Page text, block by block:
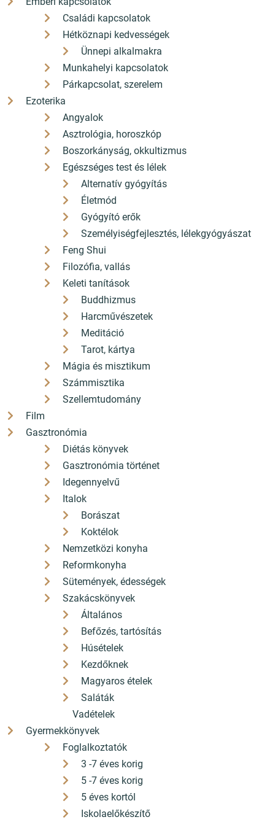
Családi kapcsolatok
Hétköznapi kedvességek
Ünnepi alkalmakra
Munkahelyi kapcsolatok
Párkapcsolat, szerelem
Ezoterika
Angyalok
Asztrológia, horoszkóp
Boszorkányság, okkultizmus
Egészséges test és lélek
Alternatív gyógyítás
Életmód
Gyógyító erők
Személyiségfejlesztés, lélekgyógyászat
Feng Shui
Filozófia, vallás
Keleti tanítások
Buddhizmus
Harcművészetek
Meditáció
Tarot, kártya
Mágia és misztikum
Számmisztika
Szellemtudomány
Film
Gasztronómia
Diétás könyvek
Gasztronómia történet
Idegennyelvű
Italok
Borászat
Koktélok
Nemzetközi konyha
Reformkonyha
Sütemények, édességek
Szakácskönyvek
Általános
Befőzés, tartósítás
Húsételek
Kezdőknek
Magyaros ételek
Saláták
Vadételek
Gyermekkönyvek
Foglalkoztatók
3 -7 éves korig
5 -7 éves korig
5 éves kortól
Iskolaelőkészítő
Kiadás éve
2022
Szerző
Maria Brzozowska
Kiadó
Terjedelem
Súly
590
Szélesség
250 mm
Magasság
298 mm
Vastagság
10 mm
Kötés mód
keménytábla
Cikkszám:
267398
Vonalkód:
9789635652488
Népszerű kiadványok
3 499 Ft
3 150Ft
Pilisvörösvár könyvesboltja
+36 26 330 308
hello[a]konyvbox.hu
2085 Pilisvörösvár Fő út 82.